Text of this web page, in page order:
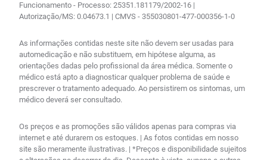
Funcionamento - Processo: 25351.181179/2002-16 |
Autorização/MS: 0.04673.1 | CMVS - 355030801-477-000356-1-0
As informações contidas neste site não devem ser usadas para
automedicação e não substituem, em hipótese alguma, as
orientações dadas pelo profissional da área médica. Somente o
médico está apto a diagnosticar qualquer problema de saúde e
prescrever o tratamento adequado. Ao persistirem os sintomas, um
médico deverá ser consultado.
Os preços e as promoções são válidos apenas para compras via
internet e até durarem os estoques. | As fotos contidas em nosso
site são meramente ilustrativas. | *Preços e disponibilidade sujeitos